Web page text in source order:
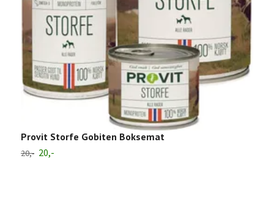
Provit Storfe Gobiten Boksemat
20,- 20,-